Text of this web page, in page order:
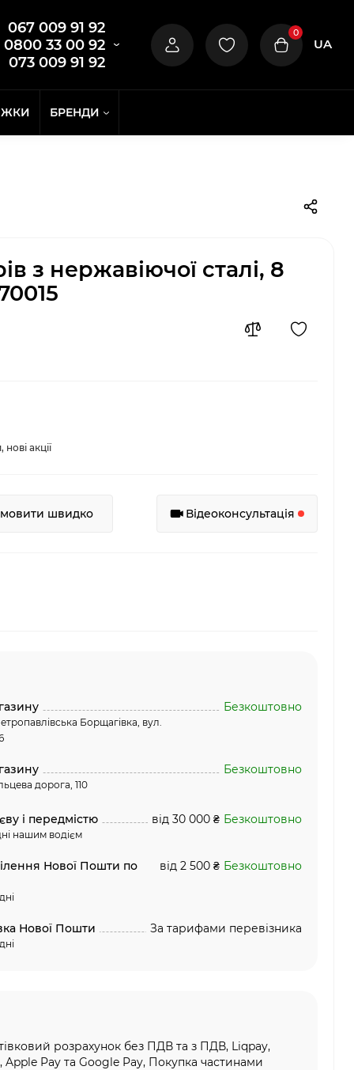
067 009 91 92
0800 33 00 92
073 009 91 92
0
UA
БРЕНДИ
з нержавіючої сталі, 8
акції
швидко Відеоконсультація
Борщагівка, вул.
Безкоштовно
дорога, 110
Безкоштовно
і передмістю
нашим водієм
від 30 000 ₴ Безкоштовно
Нової Пошти по від 2 500 ₴ Безкоштовно
Нової Пошти За тарифами перевізника
розрахунок без ПДВ та з ПДВ, Liqpay,
Apple Pay та Google Pay, Покупка частинами